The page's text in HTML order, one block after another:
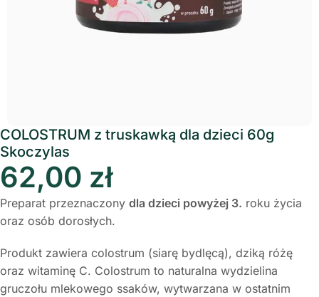
COLOSTRUM z truskawką dla dzieci 60g
Skoczylas
62,00 zł
Preparat przeznaczony dla dzieci powyżej 3. roku życia
oraz osób dorosłych.
Produkt zawiera colostrum (siarę bydlęcą), dziką różę
oraz witaminę C. Colostrum to naturalna wydzielina
gruczołu mlekowego ssaków, wytwarzana w ostatnim